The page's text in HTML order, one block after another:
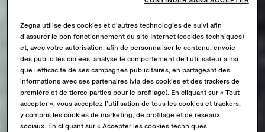
Zegna utilise des cookies et d’autres technologies de suivi afin
d’assurer le bon fonctionnement du site Internet (cookies techniques)
et, avec votre autorisation, afin de personnaliser le contenu, envoie
des publicités ciblées, analyse le comportement de l’utilisateur ainsi
que l’efficacité de ses campagnes publicitaires, en partageant des
informations avec ses partenaires (via des cookies et des trackers de
première et de tierce parties pour le profilage). En cliquant sur « Tout
accepter », vous acceptez l’utilisation de tous les cookies et trackers,
y compris les cookies de marketing, de profilage et de réseaux
sociaux. En cliquant sur « Accepter les cookies techniques